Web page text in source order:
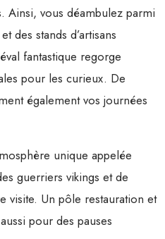
Ainsi, vous déambulez parmi
des stands d’artisans
fantastique regorge
pour les curieux. De
également vos journées
unique appelée
guerriers vikings et de
visite. Un pôle restauration et
pour des pauses